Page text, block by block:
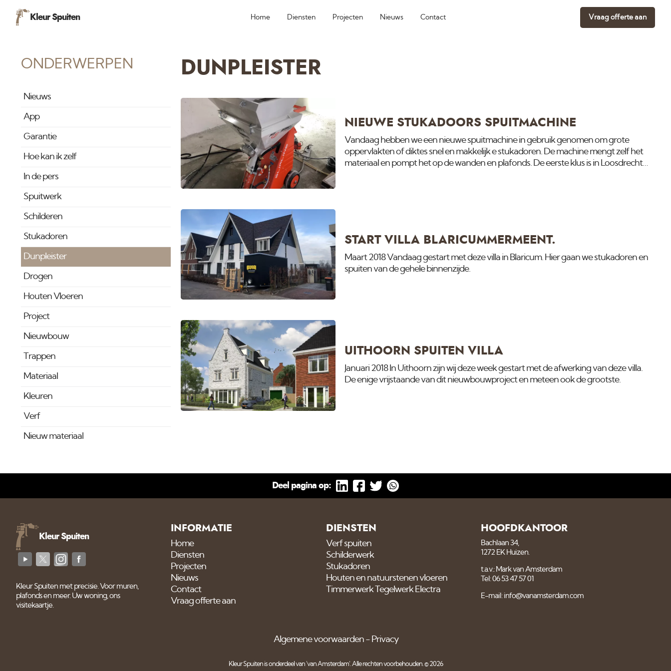
Kleur Spuiten Home Diensten Projecten Nieuws Contact Vraag offerte aan
ONDERWERPEN
Nieuws
App
Garantie
Hoe kan ik zelf
In de pers
Spuitwerk
Schilderen
Stukadoren
Dunpleister
Drogen
Houten Vloeren
Project
Nieuwbouw
Trappen
Materiaal
Kleuren
Verf
Nieuw materiaal
DUNPLEISTER
NIEUWE STUKADOORS SPUITMACHINE
Vandaag hebben we een nieuwe spuitmachine in gebruik genomen om grote
oppervlakten of diktes snel en makkelijk e stukadoren. De machine mengt zelf het
materiaal en pompt het op de wanden en plafonds. De eerste klus is in Loosdrecht
START VILLA BLARICUMMERMEENT.
Maart 2018 Vandaag gestart met deze villa in Blaricum. Hier gaan we stukadoren en
spuiten van de gehele binnenzijde.
UITHOORN SPUITEN VILLA
Januari 2018 In Uithoorn zijn wij deze week gestart met de afwerking van deze villa.
De enige vrijstaande van dit nieuwbouwproject en meteen ook de grootste.
Deel pagina op:
Kleur Spuiten
Kleur Spuiten met precisie. Voor muren,
plafonds en meer. Uw woning, ons
visitekaartje.
INFORMATIE
Home
Diensten
Projecten
Nieuws
Contact
Vraag offerte aan
DIENSTEN
Verf spuiten
Schilderwerk
Stukadoren
Houten en natuurstenen vloeren
Timmerwerk Tegelwerk Electra
HOOFDKANTOOR
Bachlaan 34,
1272 EK Huizen.
t.a.v.: Mark van Amsterdam
Tel: 06 53 47 57 01
E-mail: info@vanamsterdam.com
Algemene voorwaarden Privacy
Kleur Spuiten is onderdeel van 'van Amsterdam'. Alle rechten voorbehouden. © 2026